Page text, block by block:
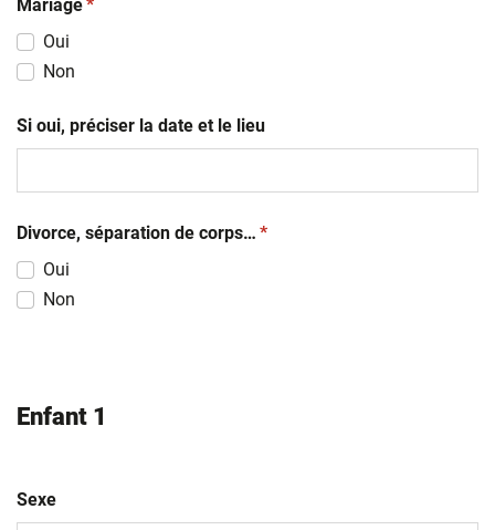
Mariage(obligatoire)
*
Oui
Non
Si oui, préciser la date et le lieu
Divorce, séparation de corps… (obligatoire)
*
Oui
Non
Enfant 1
Sexe